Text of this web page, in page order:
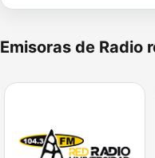
Emisoras de Radio